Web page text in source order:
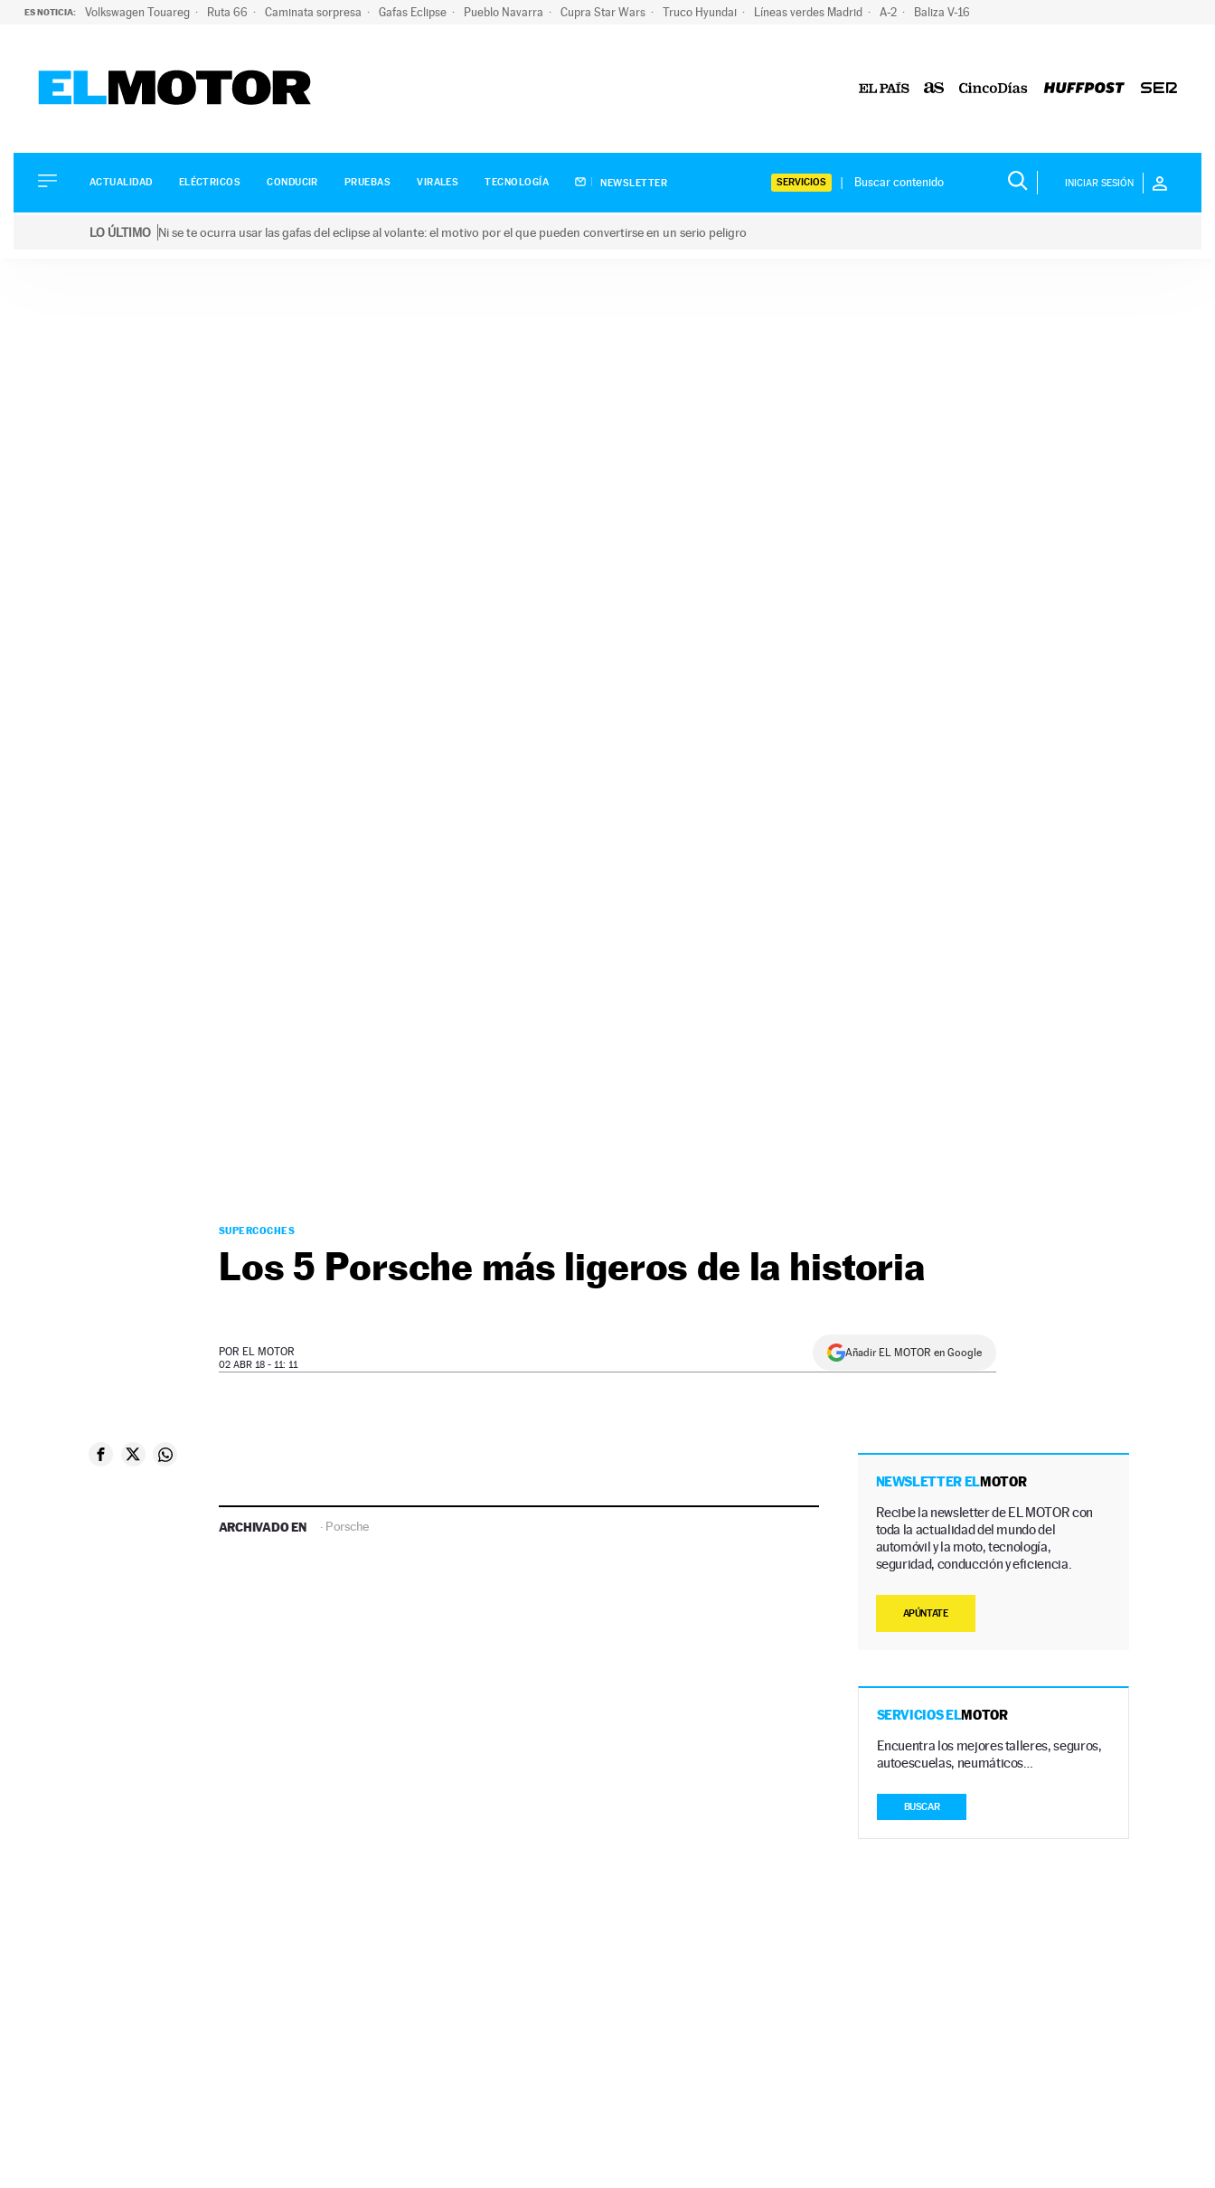
ES NOTICIA: Volkswagen Touareg Ruta 66 Caminata sorpresa Gafas Eclipse Pueblo Navarra Cupra Star Wars Truco Hyundai Líneas verdes Madrid A-2 Baliza V-16
ELÉCTRICOS
CONDUCIR
ACTUALIDAD ELÉCTRICOS CONDUCIR PRUEBAS VIRALES TECNOLOGÍA NEWSLETTER SERVICIOS INICIAR SESIÓN
LO ÚLTIMO Ni se te ocurra usar las gafas del eclipse al volante: el motivo por el que pueden convertirse en un serio peligro
SUPERCOCHES
Los 5 Porsche más ligeros de la historia
POR EL MOTOR
02 ABR 18 - 11: 11
Añadir EL MOTOR en Google
ARCHIVADO EN · Porsche
NEWSLETTER ELMOTOR
Recibe la newsletter de EL MOTOR con
toda la actualidad del mundo del
automóvil y la moto, tecnología,
seguridad, conducción y eficiencia.
APÚNTATE
SERVICIOS ELMOTOR
Encuentra los mejores talleres, seguros,
autoescuelas, neumáticos…
BUSCAR